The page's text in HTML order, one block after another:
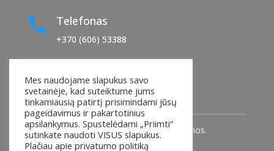
 Telefonas
+370 (606) 53388
manoaviukas@yahoo.com
© 2025AVIUKAS.Lt. Visos teisės saugomos.
Mes naudojame slapukus savo
svetainėje, kad suteiktume jums
tinkamiausią patirtį prisimindami jūsų
pageidavimus ir pakartotinius
apsilankymus. Spustelėdami „Priimti“
sutinkate naudoti VISUS slapukus.
Plačiau apie privatumo politiką